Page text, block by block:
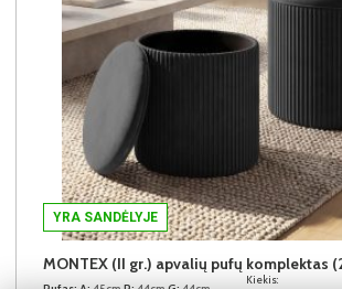
Kiekis:
YRA SANDĖLYJE